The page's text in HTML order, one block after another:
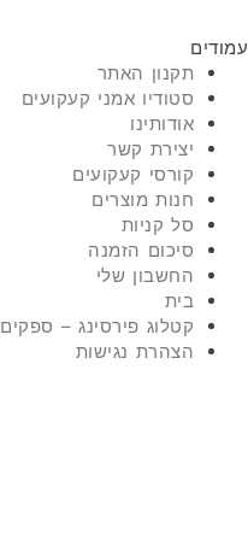
עמודים
תקנון האתר
סטודיו אמני קעקועים
אודותינו
יצירת קשר
קורסי קעקועים
חנות מוצרים
סל קניות
סיכום הזמנה
החשבון שלי
בית
קטלוג פירסינג – ספקים
הצהרת נגישות